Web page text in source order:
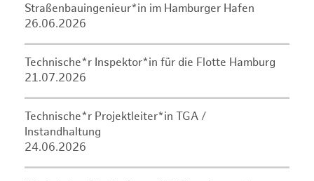
Straßenbauingenieur*in im Hamburger Hafen
26.06.2026
Technische*r Inspektor*in für die Flotte Hamburg
21.07.2026
Technische*r Projektleiter*in TGA /
Instandhaltung
24.06.2026